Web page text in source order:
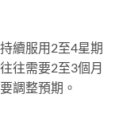
續服用2至4星期
往需要2至3個月
調整預期。